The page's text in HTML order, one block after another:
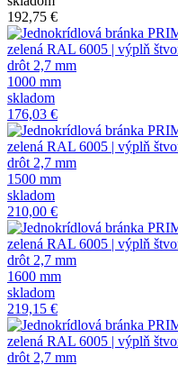
192,75 €
1000 mm
skladom
176,03 €
1500 mm
skladom
210,00 €
1600 mm
skladom
219,15 €